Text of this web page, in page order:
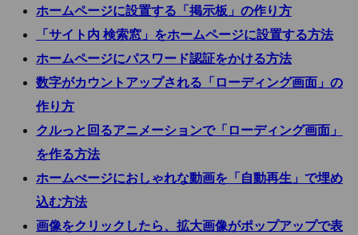
ホームページに設置する「掲示板」の作り方
「サイト内 検索窓」をホームページに設置する方法
ホームページにパスワード認証をかける方法
数字がカウントアップされる「ローディング画面」の
作り方
クルっと回るアニメーションで「ローディング画面」
を作る方法
ホームぺージにおしゃれな動画を「自動再生」で埋め
込む方法
画像をクリックしたら、拡大画像がポップアップで表